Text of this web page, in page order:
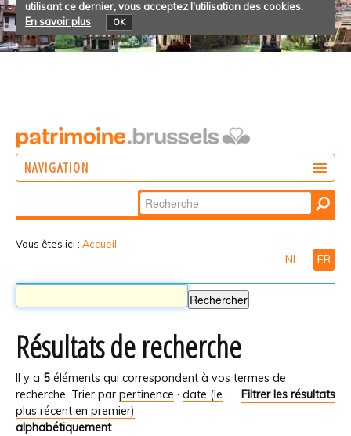
utilisant ce dernier, vous acceptez l'utilisation des cookies.
En savoir plus
OK
NAVIGATION
Chercher par
Recherche
Vous êtes ici : Accueil
NL FR
Résultats de recherche
Il y a 5 éléments qui correspondent à vos termes de
recherche.
Filtrer les résultats
Trier par pertinence · date (le
plus récent en premier) ·
alphabétiquement